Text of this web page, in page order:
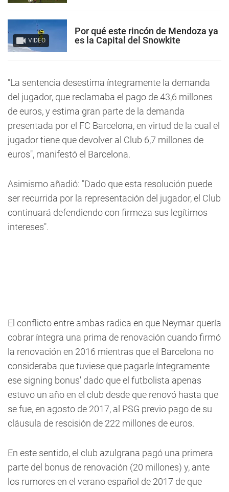
VIDEO
Por qué este rincón de Mendoza ya
es la Capital del Snowkite
"La sentencia desestima íntegramente la demanda
del jugador, que reclamaba el pago de 43,6 millones
de euros, y estima gran parte de la demanda
presentada por el FC Barcelona, en virtud de la cual el
jugador tiene que devolver al Club 6,7 millones de
euros", manifestó el Barcelona.
Asimismo añadió: "Dado que esta resolución puede
ser recurrida por la representación del jugador, el Club
continuará defendiendo con firmeza sus legítimos
intereses".
El conflicto entre ambas radica en que Neymar quería
cobrar íntegra una prima de renovación cuando firmó
la renovación en 2016 mientras que el Barcelona no
consideraba que tuviese que pagarle íntegramente
ese signing bonus' dado que el futbolista apenas
estuvo un año en el club desde que renovó hasta que
se fue, en agosto de 2017, al PSG previo pago de su
cláusula de rescisión de 222 millones de euros.
En este sentido, el club azulgrana pagó una primera
parte del bonus de renovación (20 millones) y, ante
los rumores en el verano español de 2017 de que